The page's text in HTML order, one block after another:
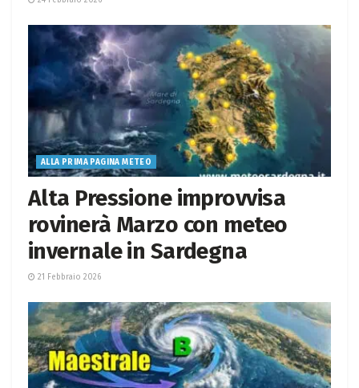
ALLA PRIMA PAGINA METEO
Alta Pressione improvvisa
rovinerà Marzo con meteo
invernale in Sardegna
21 Febbraio 2026